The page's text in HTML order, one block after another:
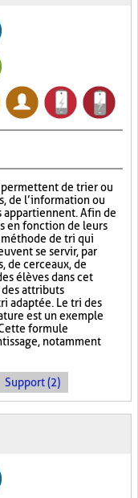
de trier ou
de l’information ou
appartiennent. Afin de
en fonction de leurs
de tri qui
se servir, par
de cerceaux, de
élèves dans cet
des attributs
adaptée. Le tri des
est un exemple
formule
notamment
Support (2)